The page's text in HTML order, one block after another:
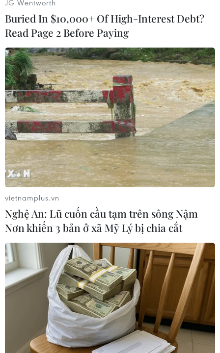
#Máy lọc nước #Vũ khí Nga
#Xuất khẩu vũ khí
#Xuất khẩu quốc phòng
#Tổng thống Vladimir Putin
#Đơn đặt hàng
Nga
TIN LIÊN QUAN
JG Wentworth
Buried In $10,000+ Of High-Interest Debt?
Read Page 2 Before Paying
vietnamplus.vn
Nghệ An: Lũ cuốn cầu tạm trên sông Nậm
Nơn khiến 3 bản ở xã Mỹ Lý bị chia cắt